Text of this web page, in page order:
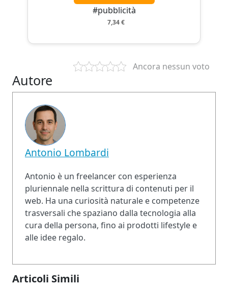
#pubblicità
7,34 €
Ancora nessun voto
Autore
Antonio Lombardi
Antonio è un freelancer con esperienza
pluriennale nella scrittura di contenuti per il
web. Ha una curiosità naturale e competenze
trasversali che spaziano dalla tecnologia alla
cura della persona, fino ai prodotti lifestyle e
alle idee regalo.
Articoli Simili